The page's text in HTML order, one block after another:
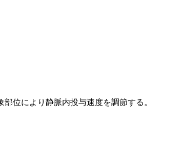
位により静脈内投与速度を調節する。